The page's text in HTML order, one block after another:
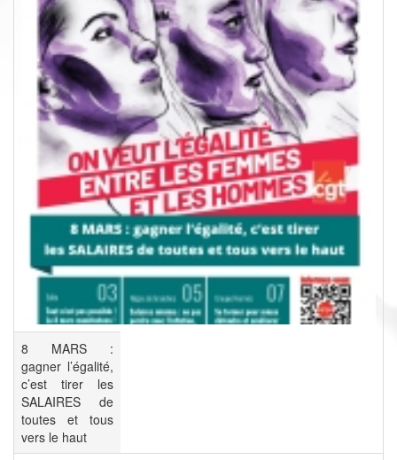
8 MARS :
gagner l’égalité,
c’est tirer les
SALAIRES de
toutes et tous
vers le haut